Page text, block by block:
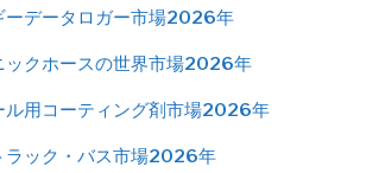
ーデータロガー市場2026年
ックホースの世界市場2026年
ル用コーティング剤市場2026年
ラック・バス市場2026年